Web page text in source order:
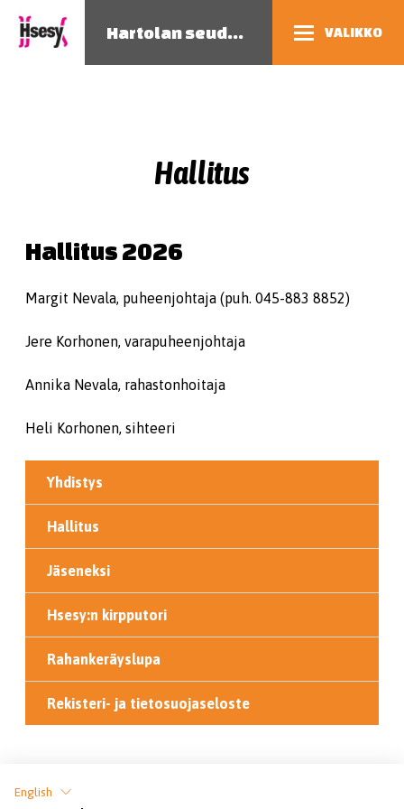
Hartolan seudun eläinsuojeluyhdistys VALIKKO
Hallitus
Hallitus 2026
Margit Nevala, puheenjohtaja (puh. 045-883 8852)
Jere Korhonen, varapuheenjohtaja
Annika Nevala, rahastonhoitaja
Heli Korhonen, sihteeri
Yhdistys
Hallitus
Jäseneksi
Hsesy:n kirpputori
Rahankeräyslupa
Rekisteri- ja tietosuojaseloste
English